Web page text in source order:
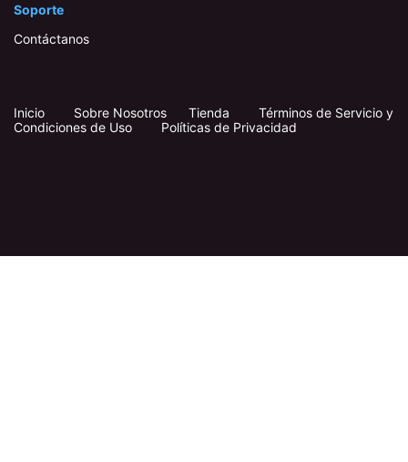
Soporte
Contáctanos
Inicio Sobre Nosotros Tienda
Términos de Servicio y
Condiciones de Uso
Políticas de Privacidad